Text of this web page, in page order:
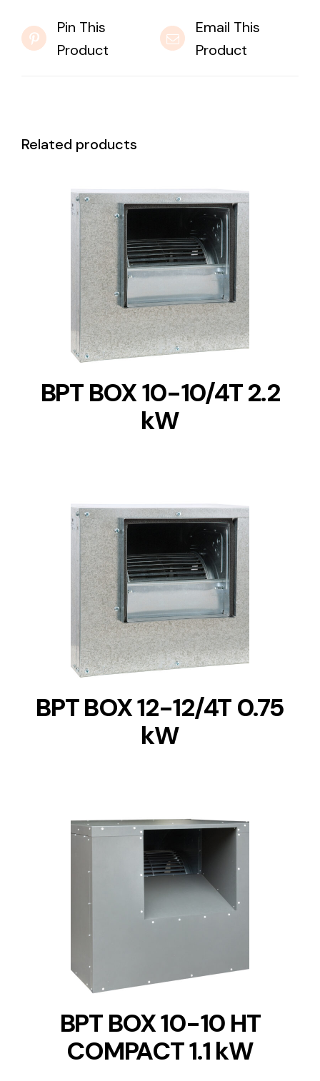
Pin This
Product
Email This
Product
Related products
DETAILS
BPT BOX 10-10/4T 2.2
kW
DETAILS
BPT BOX 12-12/4T 0.75
kW
DETAILS
BPT BOX 10-10 HT
COMPACT 1.1 kW